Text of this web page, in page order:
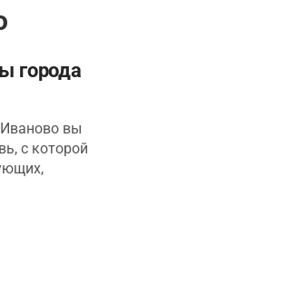
города
вы
с которой
Бурылина,